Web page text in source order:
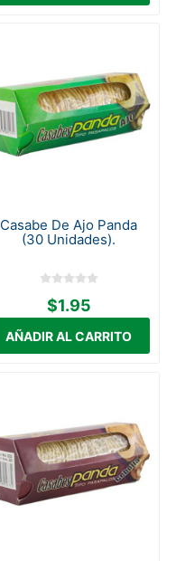
Casabe De Ajo Panda
(30 Unidades).
$1.95